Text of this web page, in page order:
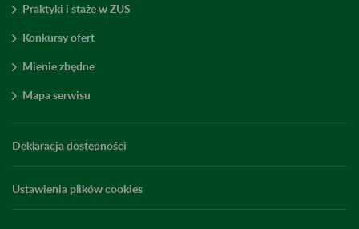
Praktyki i staże w ZUS
Konkursy ofert
Mienie zbędne
Mapa serwisu
Deklaracja dostępności
Ustawienia plików cookies